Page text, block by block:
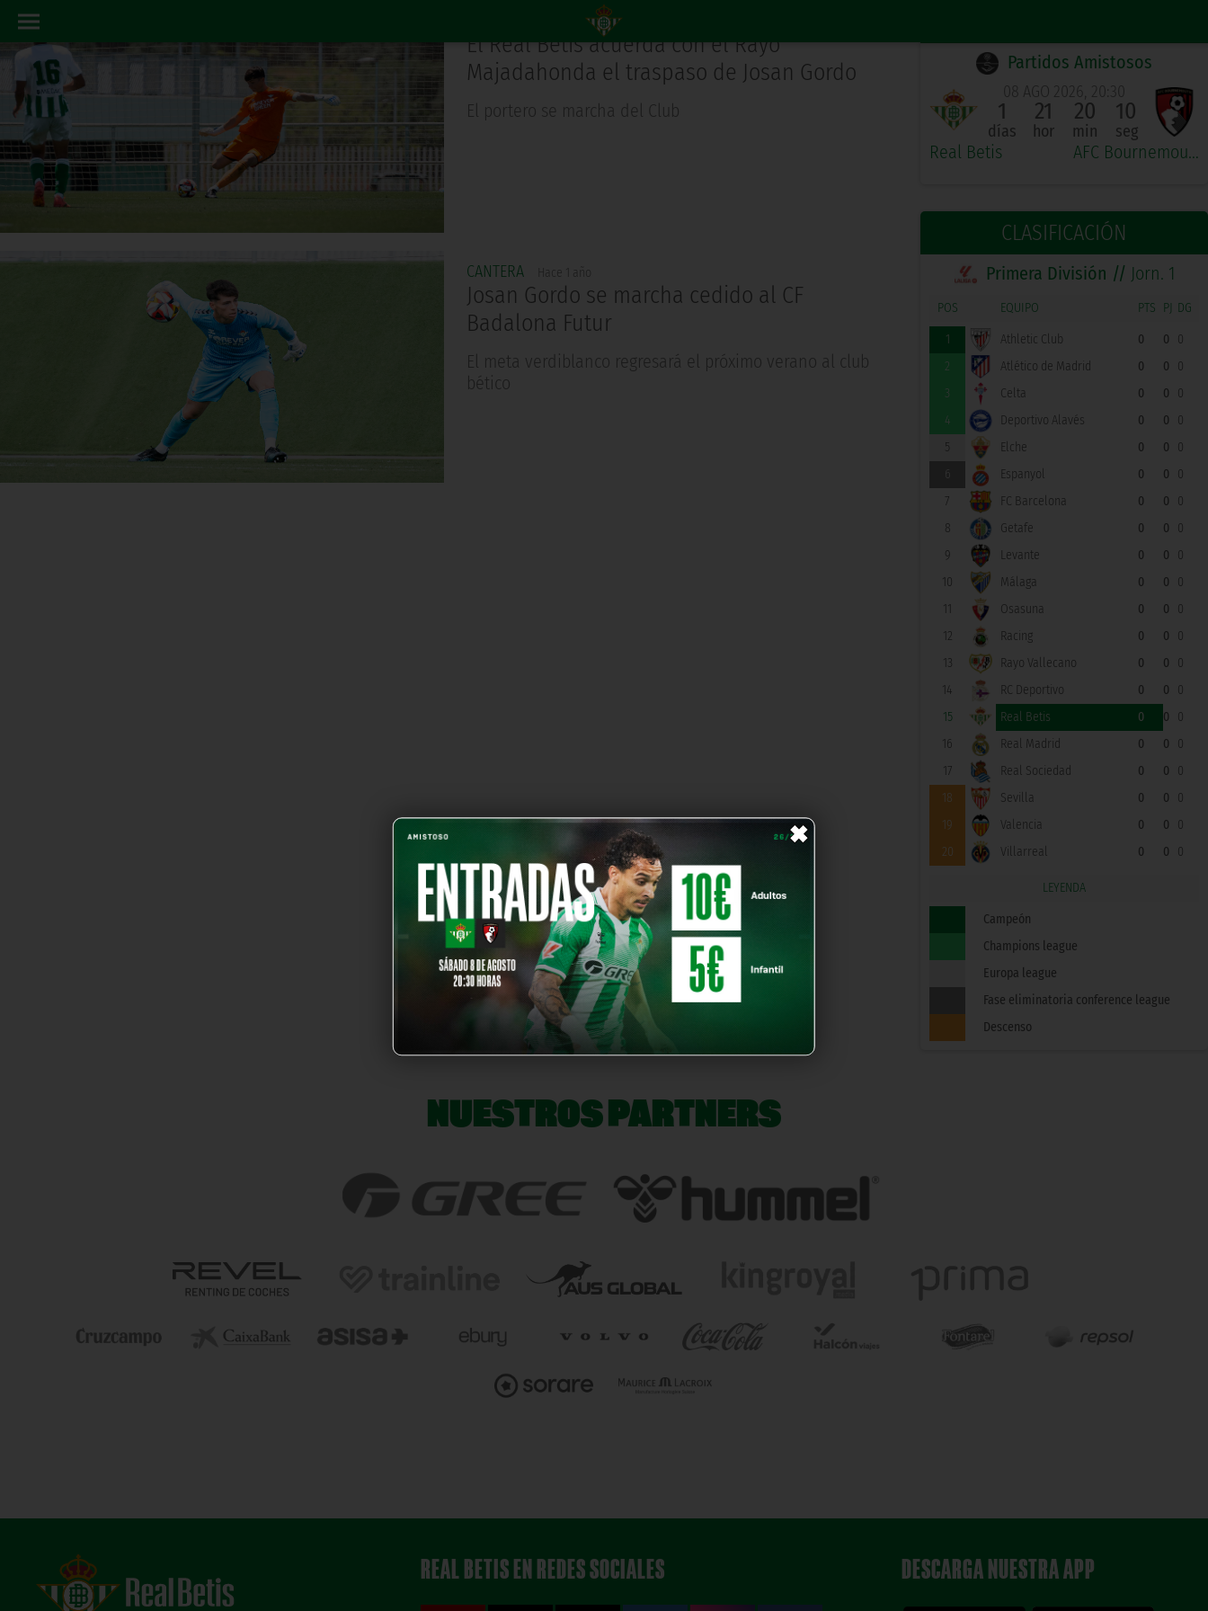
×
Partidos Amistosos
Real Betis
08 AGO 2026, 20:30
1
días
21
hor
20
min
9
seg
AFC Bournemouth
CLASIFICACIÓN
Primera División // Jorn. 1
POS EQUIPO PTS PJ DG
1 Athletic Club 0 0
0
2
Atlético de Madrid 0 0
0
3
Celta 0 0
0
4
Deportivo Alavés 0 0
0
5
Elche 0 0
0
Espanyol 0 0
0
7
FC Barcelona 0 0
0
8
Getafe 0 0
0
9
Levante 0 0
0
10
Málaga 0 0
0
11
Osasuna 0 0
0
12
Racing 0 0
0
13
Rayo Vallecano 0 0
0
14
RC Deportivo 0 0
0
15
Real Betis 0 0
0
16
Real Madrid 0 0
0
17
Real Sociedad 0 0
0
18
Sevilla 0 0
0
19
Valencia 0 0
0
20
Villarreal 0 0 0
LEYENDA
Campeón
Champions league
Europa league
Fase eliminatoria conference league
Descenso
Hace 1 año
El Real Betis acuerda con el Rayo
Majadahonda el traspaso de Josan Gordo
El portero se marcha del Club
CANTERA Hace 1 año
Josan Gordo se marcha cedido al CF
Badalona Futur
El meta verdiblanco regresará el próximo verano al club
bético
NUESTROS PARTNERS
REAL BETIS EN REDES SOCIALES DESCARGA NUESTRA APP